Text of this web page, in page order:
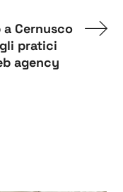
Cernusco
pratici
agency